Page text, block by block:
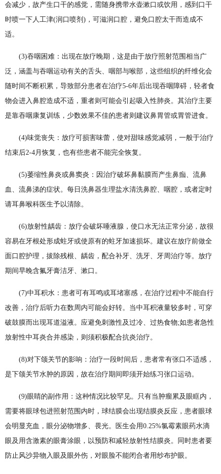
会减少，故产生口干的感觉，需随身携带水壶漱口或饮用，感到口干
时喷一下人工津(润口喷剂)，可滋润口腔，避免口腔太干而造成不
适。
(3)吞咽困难：出现在放疗晚期，这是由于放疗照射范围相当广
泛，涵盖与吞咽运动有关的舌头、咽部与喉部，这些组织的纤维化会
随时间不断积累，导致部分患者在治疗5-6年后出现吞咽障碍，轻者食
物会进入鼻腔造成不适，重者则可能会引起吸入性肺炎。其治疗主要
是靠吞咽康复训练，少数效果不佳的患者则建议鼻胃管或胃管进食。
(4)味觉丧失：放疗可损害味蕾，使对甜味感觉减弱，一般于治疗
结束后2-4月恢复，也有些患者不能完全恢复。
(5)萎缩性鼻炎或鼻窦炎：因治疗破坏鼻黏膜而产生鼻痂、流鼻
血、流鼻涕的症状。每日洗鼻器生理盐水清洗鼻腔、咽腔，或者定时
请耳鼻喉科医生予以清除。
(6)放射性龋齿：放疗会破坏唾液腺，使口水无法正常分泌，故很
容易在牙根处形成蛀牙或使原有的蛀牙加速损坏。建议在放疗前做全
面口腔护理，拔除残根、龋齿，配合补牙、洗牙、牙周治疗等。放疗
期间早晚含氟牙膏洁牙、漱口。
(7)中耳积水：患者可有耳鸣或耳堵塞感，在治疗过程中不能自行
改善，治疗后听力在数周内可能会好转。当中耳积液量较多时，可穿
破鼓膜而出现耳道溢液。应避免刺激性及过冷、过热食物;如患者急性
放射性中耳炎合并感染，则须积极配合抗炎治疗。
(8)对下颌关节的影响：治疗一段时间后，患者常有张口不适感，
是下颌关节水肿的原因，故在治疗期间即须开始练习张口运动。
(9)眼睛的副作用：这种情况比较罕见。只有当肿瘤累及眼眶内，
需要将眼球包进照射范围内时，球结膜会出现结膜炎反应，患者眼球
会明显充血，眼分泌物增多、畏光。医生会用0.25%氯霉素眼药水滴
眼及用含激素的眼膏涂眼，以预防和减轻放射性结膜炎。同时患者要
防止风沙异物入眼及眼外伤，对眼脸不能闭合者用纱布护眼。